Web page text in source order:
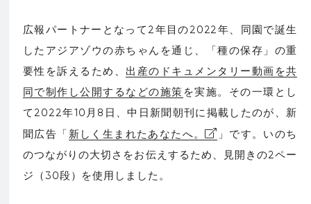
広報パートナーとなって2年目の2022年、同園で誕生
したアジアゾウの赤ちゃんを通じ、「種の保存」の重
要性を訴えるため、 出産のドキュメンタリー動画を共
同で制作し公開するなどの施策 を実施。その一環とし
て2022年10月8日、中日新聞朝刊に掲載したのが、新
聞広告「 新しく生まれたあなたへ。
」です。いのち
のつながりの大切さをお伝えするため、見開きの2ペー
ジ（30段）を使用しました。